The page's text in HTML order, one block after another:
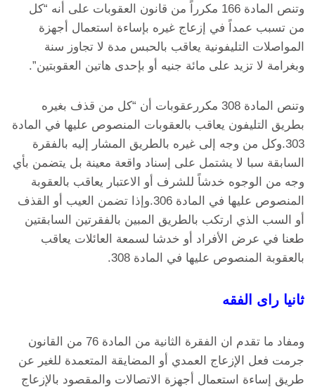
وتنص المادة 166 مكرراً من قانون العقوبات على أنه “كل
من تسبب عمداً في إزعاج غيره بإساءة استعمال أجهزة
المواصلات التليفونية يعاقب بالحبس مدة لا تجاوز سنة
وبغرامة لا تزيد على مائة جنيه أو بإحدى هاتين العقوبتين”.
وتنص المادة 308 مكررعقوبات أن “كل من قذف بغيره
بطريق التليفون يعاقب بالعقوبات المنصوص عليها في المادة
303.وكل من وجه إلى غيره بالطريق المشار إليه بالفقرة
السابقة سبا لا يشتمل على إسناد واقعة معينة بل يتضمن بأي
وجه من الوجوه خدشاً للشرف أو الاعتبار يعاقب بالعقوبة
المنصوص عليها في المادة 306.وإذا تضمن العيب أو القذف
أو السب الذي ارتكب بالطريق المبين بالفقرتين السابقتين
طعنا في عرض الأفراد أو خدشا لسمعة العائلات يعاقب
بالعقوبة المنصوص عليها في المادة 308.
ثانيا راى الفقه
ومفاد ما تقدم ان الفقرة الثانية من المادة 76 من القانون
جرمت فعل الإزعاج العمدي أو المضايقة المتعمدة للغير عن
طريق إساءة استعمال أجهزة الاتصالات والمقصود بالإزعاج